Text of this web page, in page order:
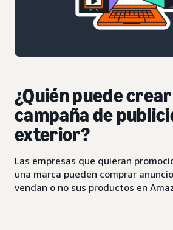
¿Quién puede
campaña de
exterior?
Las empresas que quieran
una marca pueden comprar
vendan o no sus productos en